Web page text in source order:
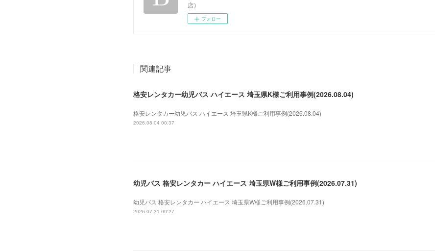
店）
フォロー
関連記事
格安レンタカー幼児バス ハイエース 埼玉県K様ご利用事例(2026.08.04)
格安レンタカー幼児バス ハイエース 埼玉県K様ご利用事例(2026.08.04)
2026.08.04 00:37
幼児バス 格安レンタカー ハイエース 埼玉県W様ご利用事例(2026.07.31)
幼児バス 格安レンタカー ハイエース 埼玉県W様ご利用事例(2026.07.31)
2026.07.31 00:27